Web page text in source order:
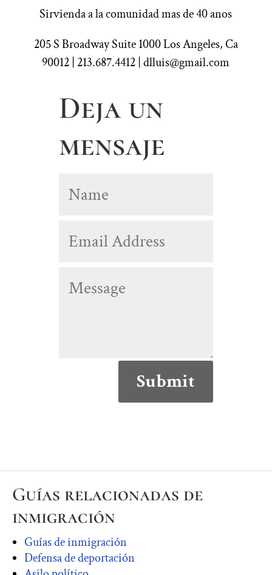
Sirvienda a la comunidad mas de 40 anos
205 S Broadway Suite 1000 Los Angeles, Ca
90012 | 213.687.4412 | dlluis@gmail.com
Deja un
mensaje
Submit
Guías relacionadas de
inmigración
Guías de inmigración
Defensa de deportación